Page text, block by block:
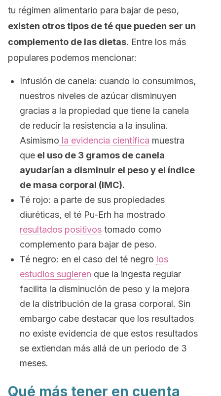
tu régimen alimentario para bajar de peso,
existen otros tipos de té que pueden ser un
complemento de las dietas. Entre los más
populares podemos mencionar:
Infusión de canela: cuando lo consumimos,
nuestros niveles de azúcar disminuyen
gracias a la propiedad que tiene la canela
de reducir la resistencia a la insulina.
Asimismo la evidencia científica muestra
que el uso de 3 gramos de canela
ayudarían a disminuir el peso y el índice
de masa corporal (IMC).
Té rojo: a parte de sus propiedades
diuréticas, el té Pu-Erh ha mostrado
resultados positivos tomado como
complemento para bajar de peso.
Té negro: en el caso del té negro los
estudios sugieren que la ingesta regular
facilita la disminución de peso y la mejora
de la distribución de la grasa corporal. Sin
embargo cabe destacar que los resultados
no existe evidencia de que estos resultados
se extiendan más allá de un periodo de 3
meses.
Qué más tener en cuenta